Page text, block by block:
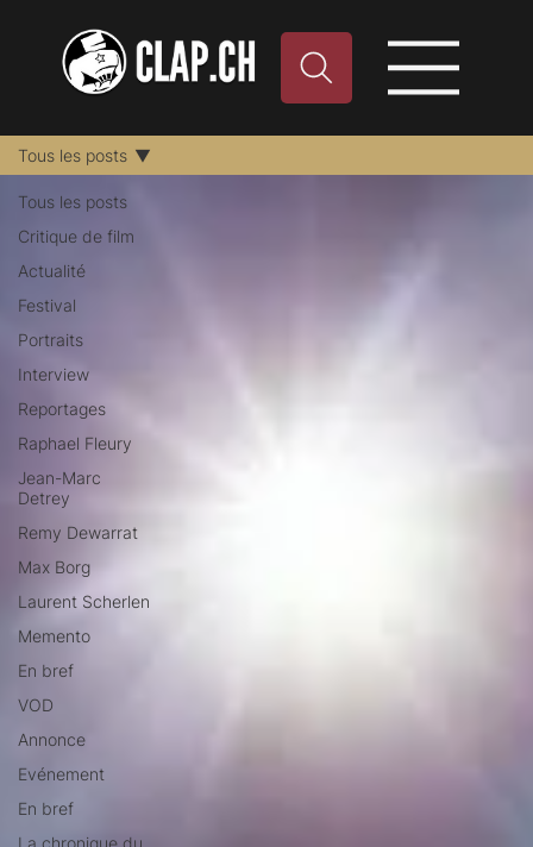
Tous les posts
Critique de film
Actualité
Festival
Portraits
Interview
Reportages
Raphael Fleury
Jean-Marc
Detrey
Remy Dewarrat
Max Borg
Laurent Scherlen
Memento
En bref
VOD
Annonce
Evénement
En bref
La chronique du
Tous les posts